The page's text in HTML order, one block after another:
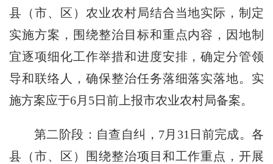
县（市、区）农业农村局结合当地实际，制定
实施方案，围绕整治目标和重点内容，因地制
宜逐项细化工作举措和进度安排，确定分管领
导和联络人，确保整治任务落细落实落地。实
施方案应于6月 5日前上报市农业农村局备案。
第二阶段：自查自纠， 7月 31 日前完成。各
县（市、区）围绕整治项目和工作重点，开展